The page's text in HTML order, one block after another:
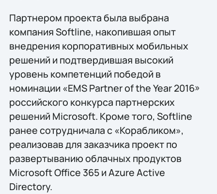
Партнером проекта была выбрана
компания Softline, накопившая опыт
внедрения корпоративных мобильных
решений и подтвердившая высокий
уровень компетенций победой в
номинации «EMS Partner of the Year 2016»
российского конкурса партнерских
решений Microsoft. Кроме того, Softline
ранее сотрудничала с «Корабликом»,
реализовав для заказчика проект по
развeртыванию облачных продуктов
Microsoft Office 365 и Azure Active
Directory.